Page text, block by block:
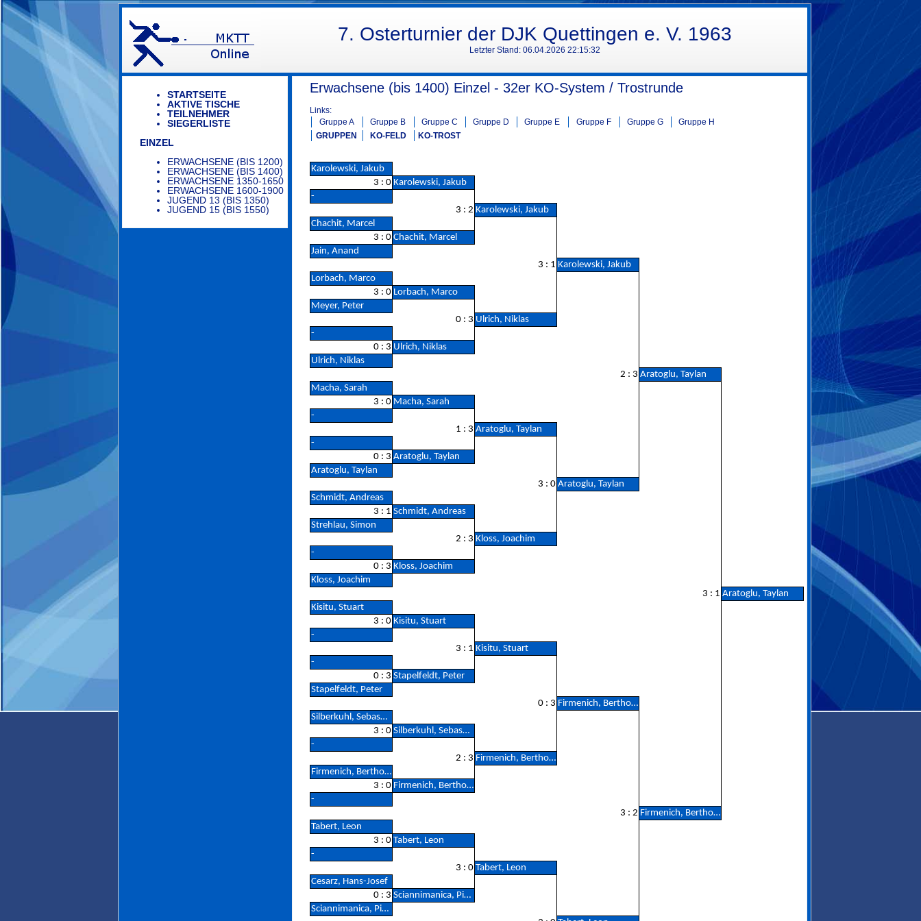
7. Osterturnier der DJK Quettingen e. V. 1963
Letzter Stand: 06.04.2026 22:15:32
STARTSEITE
AKTIVE TISCHE
TEILNEHMER
SIEGERLISTE
EINZEL
ERWACHSENE (BIS 1200)
ERWACHSENE (BIS 1400)
ERWACHSENE 1350-1650
ERWACHSENE 1600-1900
JUGEND 13 (BIS 1350)
JUGEND 15 (BIS 1550)
Erwachsene (bis 1400) Einzel - 32er KO-System / Trostrunde
Links:
Gruppe A
Gruppe B Gruppe C Gruppe D Gruppe E Gruppe F Gruppe G
Gruppe H
GRUPPEN
KO-FELD KO-TROST
Karolewski, Jakub
3 : 0 Karolewski, Jakub
-
3 : 2 Karolewski, Jakub
Chachit, Marcel
3 : 0 Chachit, Marcel
Jain, Anand
3 : 1 Karolewski, Jakub
Lorbach, Marco
3 : 0 Lorbach, Marco
Meyer, Peter
0 : 3 Ulrich, Niklas
-
0 : 3 Ulrich, Niklas
Ulrich, Niklas
2 : 3 Aratoglu, Taylan
Macha, Sarah
3 : 0 Macha, Sarah
-
1 : 3 Aratoglu, Taylan
-
0 : 3 Aratoglu, Taylan
Aratoglu, Taylan
3 : 0 Aratoglu, Taylan
Schmidt, Andreas
3 : 1 Schmidt, Andreas
Strehlau, Simon
2 : 3 Kloss, Joachim
-
0 : 3 Kloss, Joachim
Kloss, Joachim
3 : 1 Aratoglu, Taylan
Kisitu, Stuart
3 : 0 Kisitu, Stuart
-
3 : 1 Kisitu, Stuart
-
0 : 3 Stapelfeldt, Peter
Stapelfeldt, Peter
0 : 3
Firmenich, Berthold
Silberkuhl, Sebastian
3 : 0
Silberkuhl, Sebastian
-
2 : 3
Firmenich, Berthold
Firmenich, Berthold
3 : 0
Firmenich, Berthold
-
3 : 2
Firmenich, Berthold
Tabert, Leon
3 : 0 Tabert, Leon
-
3 : 0 Tabert, Leon
Cesarz, Hans-Josef
0 : 3
Sciannimanica, Pietro
Sciannimanica, Pietro